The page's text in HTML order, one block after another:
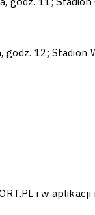
godz. 12; Stadion
i w